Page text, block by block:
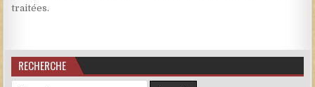
traitées.
RECHERCHE